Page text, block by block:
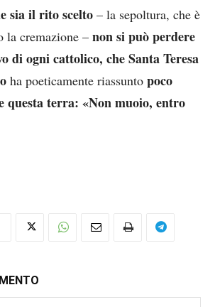
sia il rito scelto – la sepoltura, che è
la cremazione – non si può perdere
di ogni cattolico, che Santa Teresa
ha poeticamente riassunto poco
questa terra: «Non muoio, entro